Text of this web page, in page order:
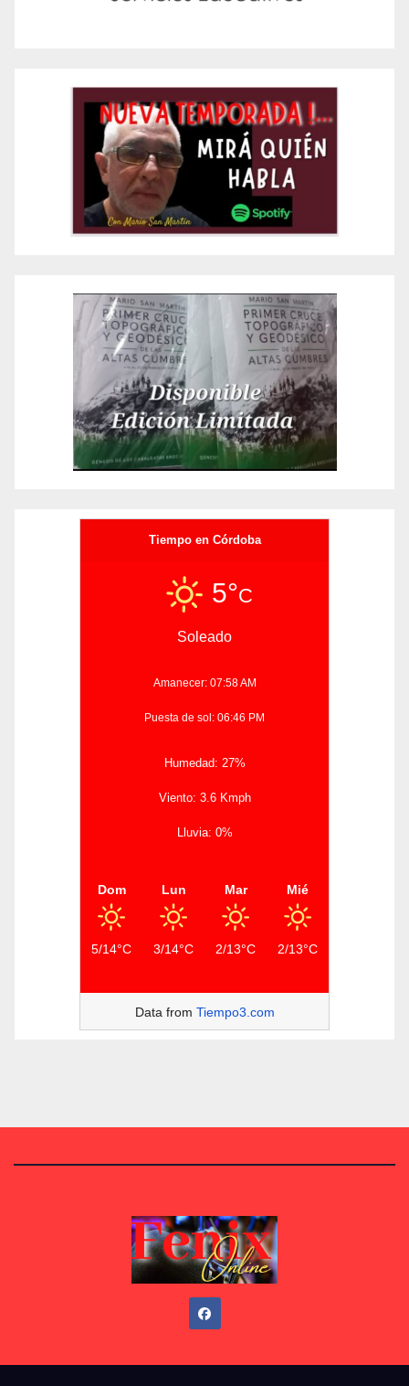
Tiempo en Córdoba
5°C
Soleado
Amanecer: 07:58 AM
Puesta de sol: 06:46 PM
Humedad: 27%
Viento: 3.6 Kmph
Lluvia: 0%
Dom
5/14°C
Lun
3/14°C
Mar
2/13°C
Mié
2/13°C
Data from Tiempo3.com